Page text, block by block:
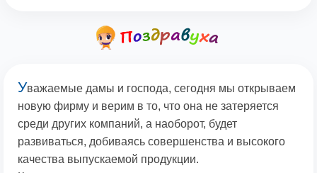
Уважаемые дамы и господа, сегодня мы открываем
новую фирму и верим в то, что она не затеряется
среди других компаний, а наоборот, будет
развиваться, добиваясь совершенства и высокого
качества выпускаемой продукции.